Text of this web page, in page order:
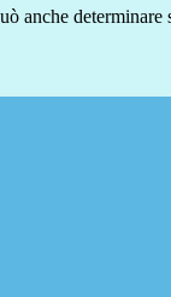
anche